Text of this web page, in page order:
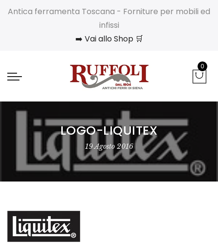
Antica ferramenta Toscana - Forniture per mobili ed
infissi
➡️ Vai allo Shop 🛒
0
LOGO-LIQUITEX
19 Agosto 2016